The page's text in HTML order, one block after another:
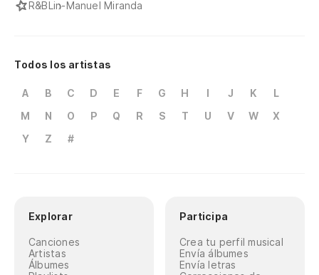
R&BLin-Manuel Miranda
Todos los artistas
A B C D E F G H I J K
L
M
N O P Q R S T U V W
X
Y
Z #
Explorar
Canciones
Artistas
Álbumes
Participa
Crea tu perfil musical
Envía álbumes
Envía letras